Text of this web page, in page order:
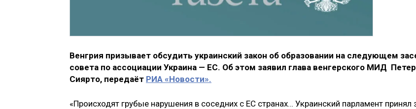
Венгрия призывает обсудить украинский закон об образовании на следующем
совета по ассоциации Украина — ЕС. Об этом заявил глава венгерского МИД Петер
Сиярто, передаёт РИА «Новости».
«Происходят грубые нарушения в соседних с ЕС странах… Украинский парламент принял